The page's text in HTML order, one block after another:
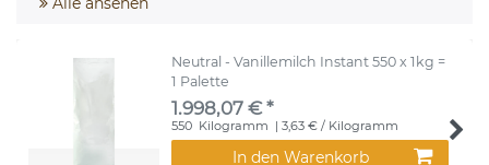
Neutral - Vanillemilch Instant 550 x 1kg =
1 Palette
1.998,07 € *
550 Kilogramm | 3,63 € / Kilogramm
In den Warenkorb